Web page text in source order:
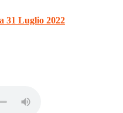
31 Luglio 2022